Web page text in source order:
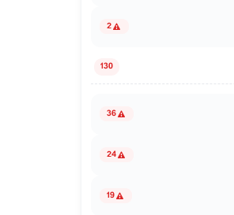
2
130
36
24
19